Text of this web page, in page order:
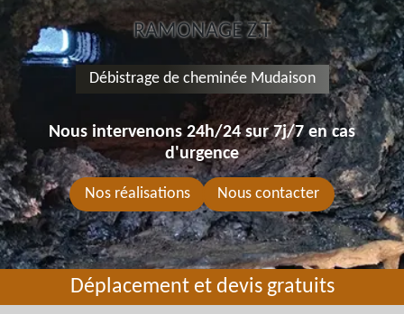
RAMONAGE Z.T
Débistrage de cheminée Mudaison
Nous intervenons 24h/24 sur 7j/7 en cas
d'urgence
Nos réalisations Nous contacter
Déplacement et devis gratuits